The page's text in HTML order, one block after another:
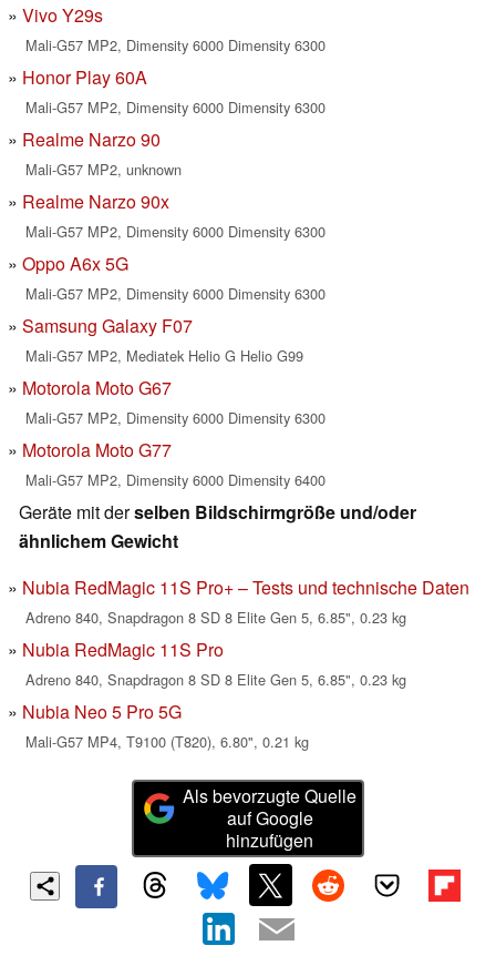
Vivo Y29s
Mali-G57 MP2, Dimensity 6000 Dimensity 6300
Honor Play 60A
Mali-G57 MP2, Dimensity 6000 Dimensity 6300
Realme Narzo 90
Mali-G57 MP2, unknown
Realme Narzo 90x
Mali-G57 MP2, Dimensity 6000 Dimensity 6300
Oppo A6x 5G
Mali-G57 MP2, Dimensity 6000 Dimensity 6300
Samsung Galaxy F07
Mali-G57 MP2, Mediatek Helio G Helio G99
Motorola Moto G67
Mali-G57 MP2, Dimensity 6000 Dimensity 6300
Motorola Moto G77
Mali-G57 MP2, Dimensity 6000 Dimensity 6400
Geräte mit derselben Bildschirmgröße und/oder
ähnlichem Gewicht
Nubia RedMagic 11S Pro+ – Tests und technische Daten
Adreno 840, Snapdragon 8 SD 8 Elite Gen 5, 6.85", 0.23 kg
Nubia RedMagic 11S Pro
Adreno 840, Snapdragon 8 SD 8 Elite Gen 5, 6.85", 0.23 kg
Nubia Neo 5 Pro 5G
Mali-G57 MP4, T9100 (T820), 6.80", 0.21 kg
Als bevorzugte Quelle
auf Google
hinzufügen